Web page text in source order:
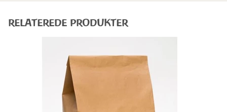
RELATEREDE PRODUKTER